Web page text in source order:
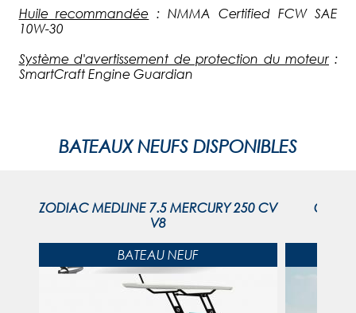
Huile recommandée : NMMA Certified FCW SAE
10W-30
Système d'avertissement de protection du moteur :
SmartCraft Engine Guardian
BATEAUX NEUFS DISPONIBLES
ZODIAC MEDLINE 7.5 MERCURY 250 CV
V8
BATEAU NEUF